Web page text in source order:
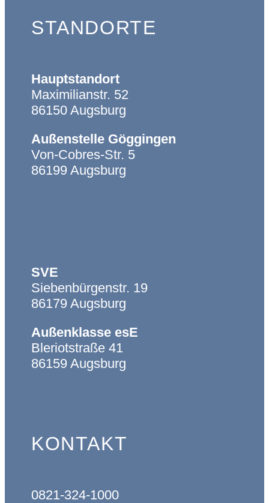
Weg an die Ulrichschule
Ulrichschule
Edoop
Unsere Regeln
nach den Ferien
Religiöse Feiertage
Infos für Eltern
STANDORTE
Hauptstandort
Maximilianstr. 52
86150 Augsburg
Außenstelle Göggingen
Von-Cobres-Str. 5
86199 Augsburg
SVE
Siebenbürgenstr. 19
86179 Augsburg
Außenklasse esE
Bleriotstraße 41
86159 Augsburg
KONTAKT
0821-324-1000